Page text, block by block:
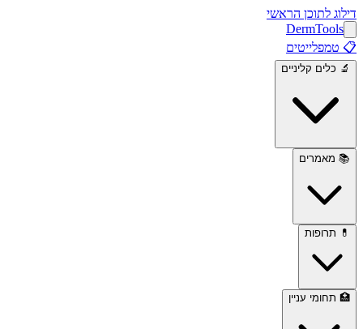
דילוג לתוכן הראשי
DermTools
📋 טמפלייטים
🔬 כלים קליניים
📚 מאמרים
💊 תרופות
🏥 תחומי עניין